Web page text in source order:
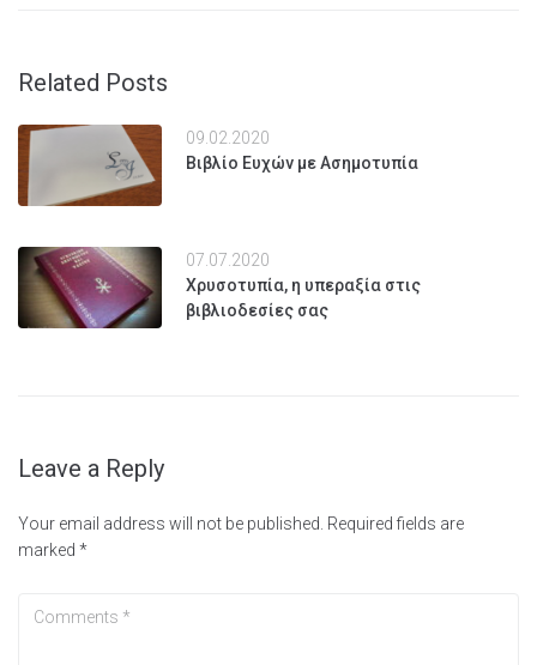
Related Posts
09.02.2020
Βιβλίο Ευχών με Ασημοτυπία
07.07.2020
Χρυσοτυπία, η υπεραξία στις
βιβλιοδεσίες σας
Leave a Reply
Your email address will not be published. Required fields are
marked *